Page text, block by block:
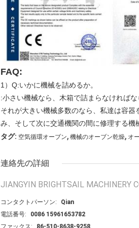
FAQ:
1）Q:いかに機械を詰めるか。
:小さい機械なら、木箱で詰まらなければな
それが大きい機械多数のなら、私達は容
み、そして次に交通機関の間に修理する機
タグ: 空気循環オーブン, 機械のオーブン乾燥, オ
連絡先の詳細
JIANGYIN BRIGHTSAIL MACHINERY
コンタクトパーソン:
Qian
電話番号:
0086 15961653782
ファックス:
86-510-8638-9258